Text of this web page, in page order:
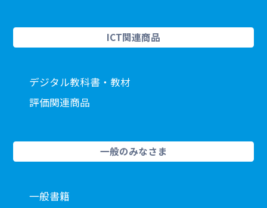
ICT関連商品
デジタル教科書・教材
評価関連商品
一般のみなさま
一般書籍